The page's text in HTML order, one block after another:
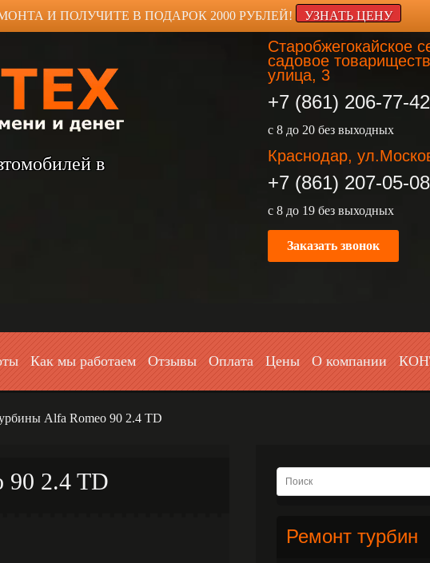
И ПОЛУЧИТЕ В ПОДАРОК 2000 РУБЛЕЙ! УЗНАТЬ ЦЕНУ
в
Старобжегокайское
садовое
улица, 3
+7 (861) 206-77-42
с 8 до 20 без выходных
Краснодар,
+7 (861) 207-05-08
с 8 до 19 без выходных
Заказать звонок
Как мы работаем Отзывы Оплата Цены О компании
Alfa Romeo 90 2.4 TD
90 2.4 TD
Ремонт турбин